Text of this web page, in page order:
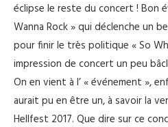
éclipse le reste du concert ! Bon
Wanna Rock » qui déclenche un
pour finir le très politique « So
impression de concert un peu
On en vient à l’ « événement »,
aurait pu en être un, à savoir la
Hellfest 2017. Que dire sur ce